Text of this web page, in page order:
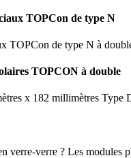
TOPCon de type N
TOPCon de type N à
TOPCON à double
x 182 millimètres
verre-verre ? Les modules